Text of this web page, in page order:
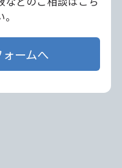
ームへ